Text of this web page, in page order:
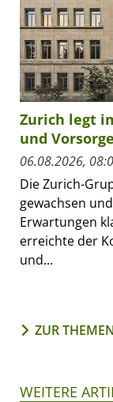
Zurich legt
und
06.08.2026,
Die Zurich-
gewachsen
Erwartungen
erreichte der
und...
ZUR
WEITERE